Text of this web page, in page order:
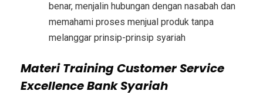
benar, menjalin hubungan dengan nasabah dan
memahami proses menjual produk tanpa
melanggar prinsip-prinsip syariah
MateriTraining Customer Service
Excellence Bank Syariah